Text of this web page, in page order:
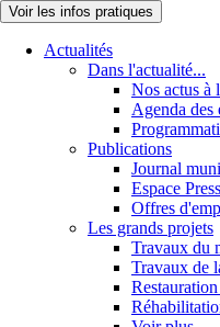
Voir les infos pratiques
Actualités
Dans l'actualité...
Nos actus à
Agenda des
Publications
Journal
Espace
Offres
Les grands projets
Travaux du
Travaux de